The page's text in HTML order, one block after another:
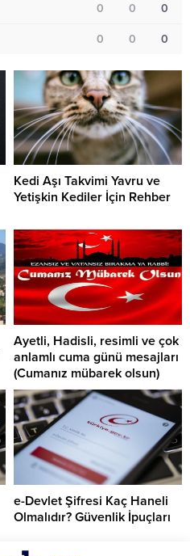
0 0 0
0 0 0
Kedi Aşı Takvimi Yavru ve
Yetişkin Kediler İçin Rehber
Ayetli, Hadisli, resimli ve çok
anlamlı cuma günü mesajları
(Cumanız mübarek olsun)
e-Devlet Şifresi Kaç Haneli
Olmalıdır? Güvenlik İpuçları